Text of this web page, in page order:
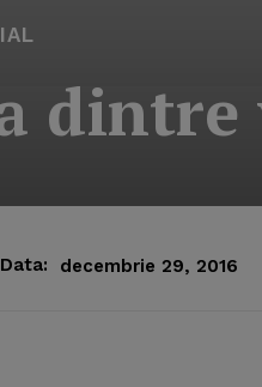
dintre
Data: decembrie 29, 2016